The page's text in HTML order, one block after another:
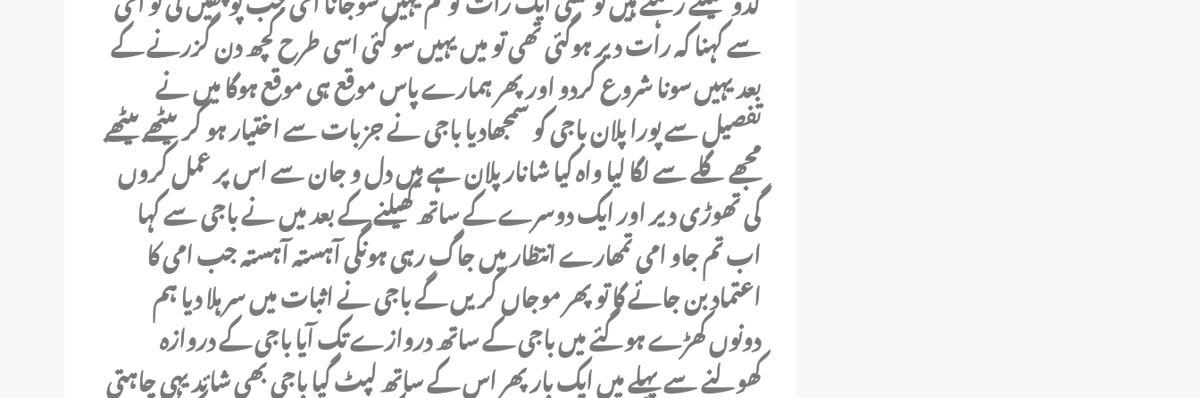
سے کہنا کہ رات دیر ہوگئی تھی تو میں یہیں سو گئی اسی طرح کچھ دن گزرنے کے
بعد یہیں سونا شروع کردو اور پھر ہمارے پاس موقع ہی موقع ہوگا میں نے
تفصیل سے پورا پلان باجی کو سمجھادیا باجی نے جزبات سے اختیار ہو کر بیٹھے بیٹھے
مجھے گلے سے لگا لیا واہ کیا شانار پلان ہے میں دل و جان سے اس پر عمل کروں
گی تھوڑی دیر اور ایک دوسرے کے ساتھ کھیلنے کے بعد میں نے باجی سے کہا
اب تم جاو امی تمھارے انتظار میں جاگ رہی ہونگی آہستہ آہستہ جب امی کا
اعتماد بن جائے گا تو پھر موجاں کریں گے باجی نے اثبات میں سر ہلا دیا ہم
دونوں کھڑے ہوگئے میں باجی کے ساتھ دروازے تک آیا باجی کے دروازہ
کھولنے سے پہلے میں ایک بار پھر اس کے ساتھ لپٹ گیا باجی بھی شائد یہی چاہتی